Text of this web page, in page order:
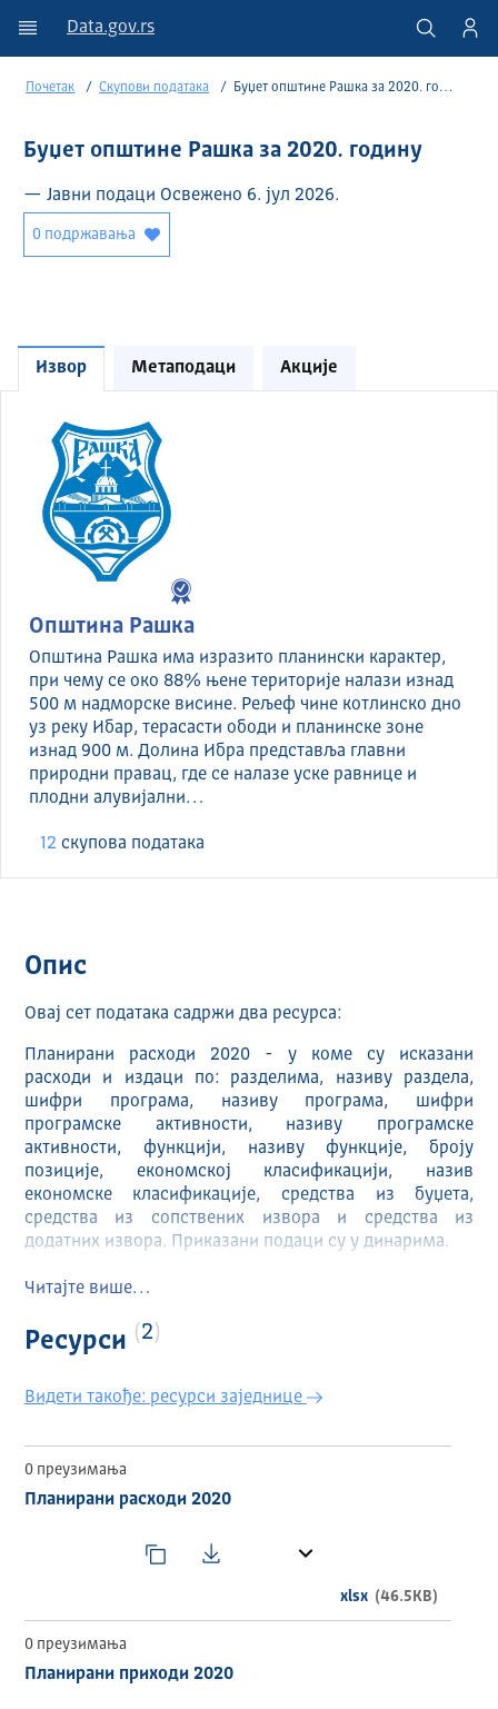
Data.gov.rs
Почетак Скупови података Буџет општине Рашка за 2020. годину
Буџет општине Рашка за 2020. годину
— Јавни подаци Освежено 6. јул 2026.
0 подржавања
Извор Метаподаци Акције
Општина Рашка
Општина Рашка има изразито планински карактер,
при чему се око 88% њене територије налази изнад
500 м надморске висине. Рељеф чине котлинско дно
уз реку Ибар, терасасти ободи и планинске зоне
изнад 900 м. Долина Ибра представља главни
природни правац, где се налазе уске равнице и
плодни алувијални…
12 скуповa података
Опис
Овај сет података садржи два ресурса:
Планирани расходи 2020 - у коме су исказани
расходи и издаци по: разделима, називу раздела,
шифри програма, називу програма, шифри
програмске активности, називу програмске
активности, функцији, називу функције, броју
позиције, економској класификацији, назив
економске класификације, средства из буџета,
средства из сопствених извора и средства из
додатних извора. Приказани подаци су у динарима.
Планирани приходи 2020 - у коме су исказани
категорији, називу категорије, групи, називу групе,
економској класи, називу економске класе, средства
из додатних извора. Приказани подаци су у динарима.
Визуализација прихода
Визуализација расхода
ИЗДАВАЧ
Општина Рашка
ВРЕМЕНСКИ ОБУХВАТ
Читајте више…
Ресурси 2
Видети такође: ресурси заједнице
0 преузимања
Планирани расходи 2020
xlsx (46.5KB)
0 преузимања
Планирани приходи 2020